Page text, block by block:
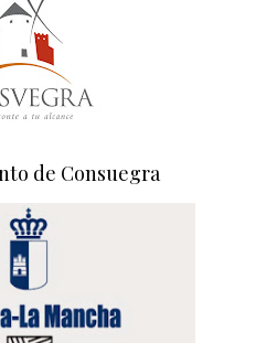
de Consuegra